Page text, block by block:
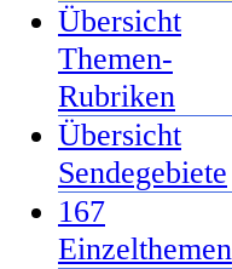
Übersicht
Themen-
Rubriken
Übersicht
Sendegebiete
167
Einzelthemen